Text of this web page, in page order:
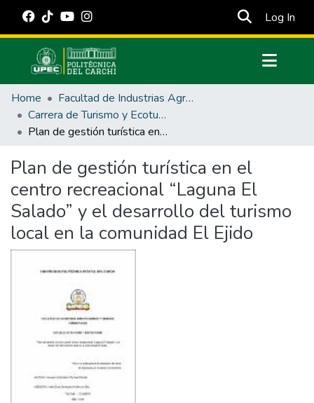
Log In
Communities & Collections
All of DSpace
Statistics
Estadísticas Externas
Manuales
Home
Facultad de Industrias Agropecuarias y Ciencias Ambientales
Carrera de Turismo y Ecoturimo
Plan de gestión turística en el centro recreacional “Laguna El Salado” y el desarrollo del turismo local en la comunidad El Ejido
Plan de gestión turística en el
centro recreacional “Laguna El
Salado” y el desarrollo del turismo
local en la comunidad El Ejido